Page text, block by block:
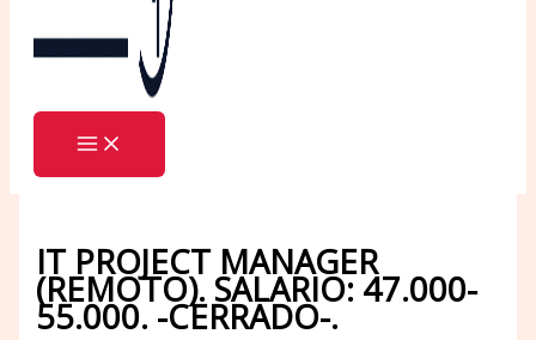
IT PROJECT MANAGER
(REMOTO). SALARIO: 47.000-
55.000. -CERRADO-.